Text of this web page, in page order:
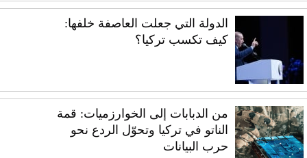
الدولة التي جعلت العاصفة خلفها:
كيف تكسب تركيا؟
من الدبابات إلى الخوارزميات: قمة
الناتو في تركيا وتحوّل الردع نحو
حرب البيانات